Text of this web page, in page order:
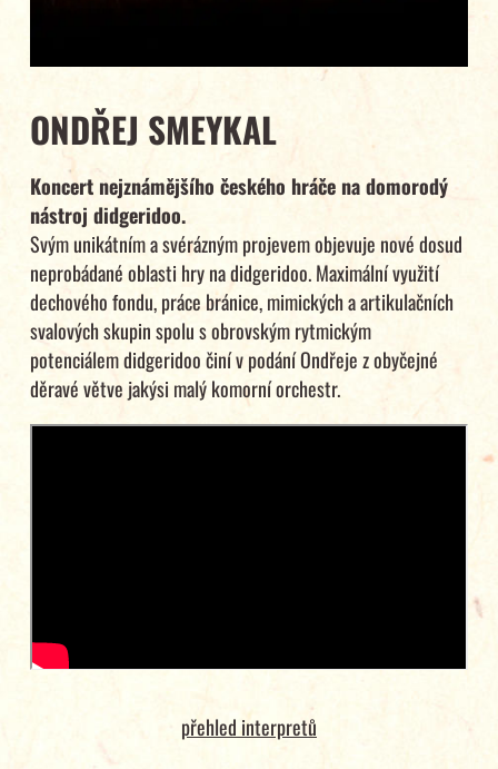
ONDŘEJ SMEYKAL
Koncert nejznámějšího českého hráče na domorodý
nástroj didgeridoo.
Svým unikátním a svérázným projevem objevuje nové dosud
neprobádané oblasti hry na didgeridoo. Maximální využití
dechového fondu, práce bránice, mimických a artikulačních
svalových skupin spolu s obrovským rytmickým
potenciálem didgeridoo činí v podání Ondřeje z obyčejné
děravé větve jakýsi malý komorní orchestr.
přehled interpretů